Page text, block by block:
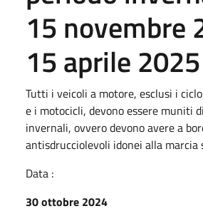
15 novembre
15 aprile 2025
Tutti i veicoli a motore, esclusi i
e i motocicli, devono essere muniti
invernali, ovvero devono avere a
antisdrucciolevoli idonei alla marcia
Data :
30 ottobre 2024